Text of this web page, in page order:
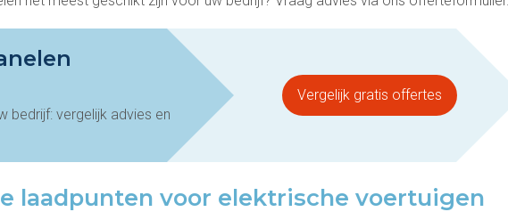
bedrijf: vergelijk advies en
Vergelijk gratis offertes
laadpunten voor elektrische voertuigen